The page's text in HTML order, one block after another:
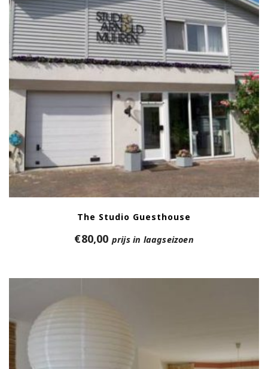
The Studio Guesthouse
€80,00 prijs in laagseizoen